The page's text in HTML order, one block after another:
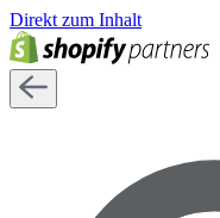
Direkt zum Inhalt